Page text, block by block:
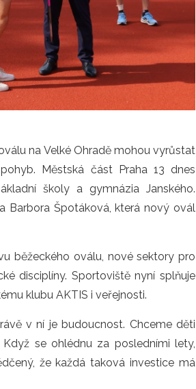
na Velké Ohradě mohou vyrůstat
Městská část Praha 13 dnes
školy a gymnázia Janského.
Barbora Špotáková, která nový ovál
běžeckého oválu, nové sektory pro
disciplíny. Sportoviště nyní splňuje
klubu AKTIS i veřejnosti.
v ní je budoucnost. Chceme děti
se ohlédnu za posledními lety,
že každá taková investice má